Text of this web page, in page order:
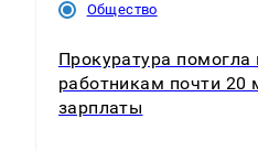
Общество
Прокуратура помогла
работникам почти 20
зарплаты